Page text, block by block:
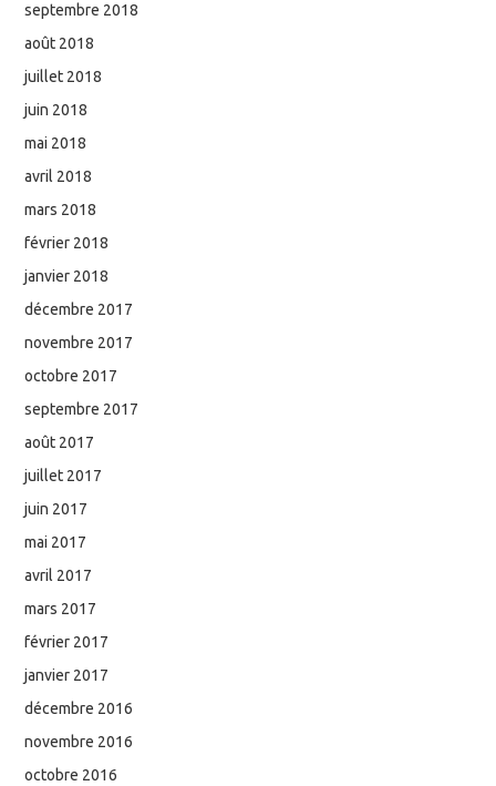
septembre 2018
août 2018
juillet 2018
juin 2018
mai 2018
avril 2018
mars 2018
février 2018
janvier 2018
décembre 2017
novembre 2017
octobre 2017
septembre 2017
août 2017
juillet 2017
juin 2017
mai 2017
avril 2017
mars 2017
février 2017
janvier 2017
décembre 2016
novembre 2016
octobre 2016